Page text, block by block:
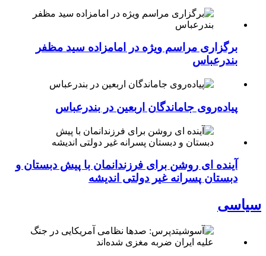
برگزاری مراسم ویژه در امامزاده سید مظفر
بندرعباس
پیاده‌روی جاماندگان اربعین در بندرعباس
آینده ای روشن برای فرزندانمان با پیش دبستان و
دبستان پسرانه غیر دولتی اندیشه
سیاسی